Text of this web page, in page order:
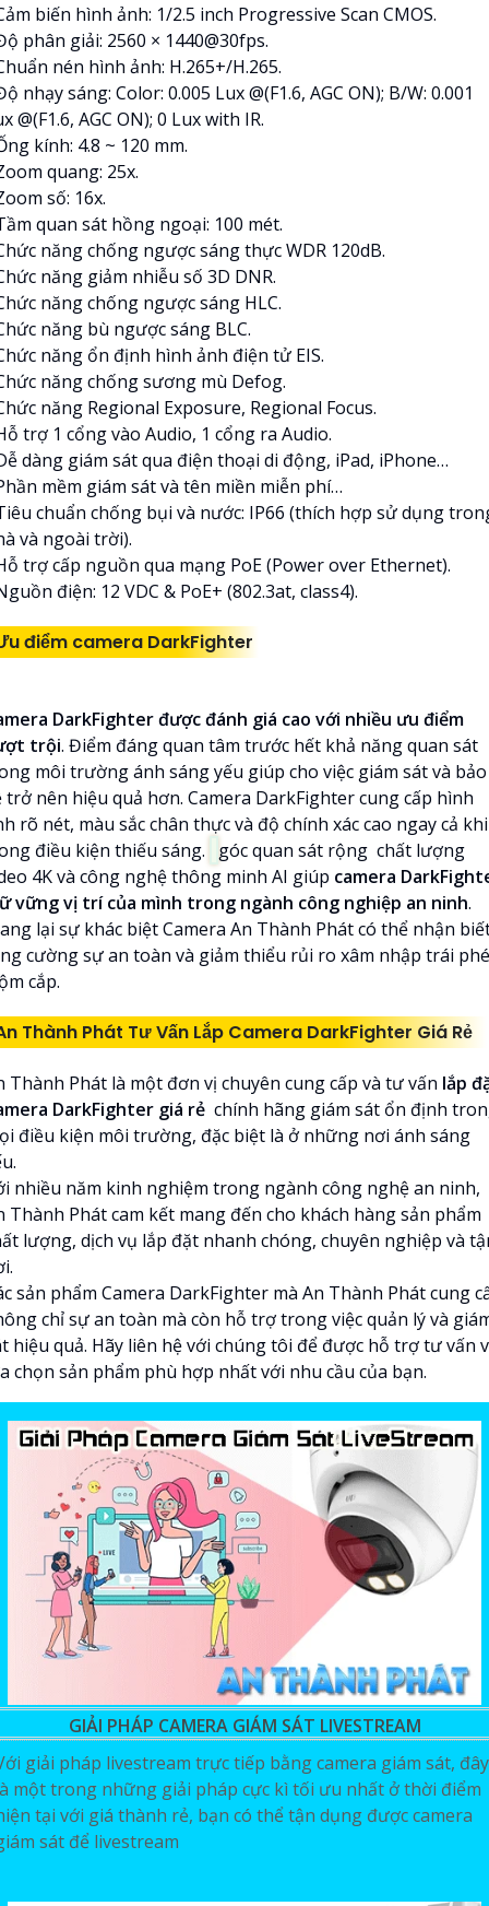
biến hình ảnh: 1/2.5 inch Progressive Scan CMOS.
phân giải: 2560 × 1440@30fps.
nén hình ảnh: H.265+/H.265.
nhạy sáng: Color: 0.005 Lux @(F1.6, AGC ON); B/W: 0.001
@(F1.6, AGC ON); 0 Lux with IR.
kính: 4.8 ~ 120 mm.
quang: 25x.
số: 16x.
quan sát hồng ngoại: 100 mét.
năng chống ngược sáng thực WDR 120dB.
năng giảm nhiễu số 3D DNR.
năng chống ngược sáng HLC.
năng bù ngược sáng BLC.
năng ổn định hình ảnh điện tử EIS.
năng chống sương mù Defog.
năng Regional Exposure, Regional Focus.
trợ 1 cổng vào Audio, 1 cổng ra Audio.
dàng giám sát qua điện thoại di động, iPad, iPhone…
mềm giám sát và tên miền miễn phí…
chuẩn chống bụi và nước: IP66 (thích hợp sử dụng
và ngoài trời).
trợ cấp nguồn qua mạng PoE (Power over Ethernet).
điện: 12 VDC & PoE+ (802.3at, class4).
điểm camera DarkFighter
DarkFighter được đánh giá cao với nhiều ưu điểm
trội. Điểm đáng quan tâm trước hết khả năng quan sát
môi trường ánh sáng yếu giúp cho việc giám sát và bảo
trở nên hiệu quả hơn. Camera DarkFighter cung cấp hình
rõ nét, màu sắc chân thực và độ chính xác cao ngay cả khi
điều kiện thiếu sáng.
góc quan sát rộng chất lượng
4K và công nghệ thông minh AI giúp camera
vững vị trí của mình trong ngành công nghiệp an ninh.
lại sự khác biệt Camera An Thành Phát có thể nhận
cường sự an toàn và giảm thiểu rủi ro xâm nhập trái
cắp.
Thành Phát Tư Vấn Lắp Camera DarkFighter Giá Rẻ
Thành Phát là một đơn vị chuyên cung cấp và tư vấn lắp
DarkFighter giá rẻ chính hãng giám sát ổn định
điều kiện môi trường, đặc biệt là ở những nơi ánh sáng
nhiều năm kinh nghiệm trong ngành công nghệ an ninh,
Thành Phát cam kết mang đến cho khách hàng sản phẩm
lượng, dịch vụ lắp đặt nhanh chóng, chuyên nghiệp và
sản phẩm Camera DarkFighter mà An Thành Phát cung
chỉ sự an toàn mà còn hỗ trợ trong việc quản lý và
hiệu quả. Hãy liên hệ với chúng tôi để được hỗ trợ tư vấn
chọn sản phẩm phù hợp nhất với nhu cầu của bạn.
GIẢI PHÁP CAMERA GIÁM SÁT LIVESTREAM
giải pháp livestream trực tiếp bằng camera giám sát, đây
một trong những giải pháp cực kì tối ưu nhất ở thời điểm
tại với giá thành rẻ, bạn có thể tận dụng được camera
sát để livestream